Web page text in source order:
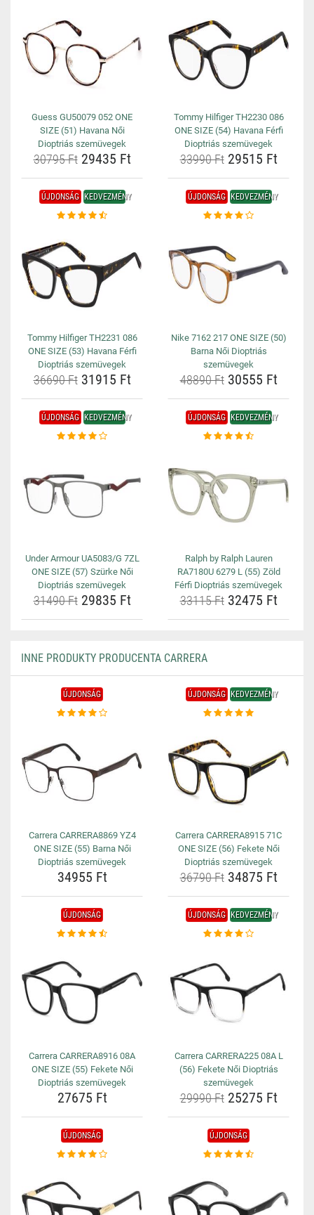
Guess GU50079 052 ONE
SIZE (51) Havana Női
Dioptriás szemüvegek
30795 Ft29435 Ft
Tommy Hilfiger TH2230 086
ONE SIZE (54) Havana Férfi
Dioptriás szemüvegek
33990 Ft29515 Ft
ÚJDONSÁG KEDVEZMÉNY
Tommy Hilfiger TH2231 086
ONE SIZE (53) Havana Férfi
Dioptriás szemüvegek
36690 Ft31915 Ft
ÚJDONSÁG KEDVEZMÉNY
Nike 7162 217 ONE SIZE (50)
Barna Női Dioptriás
szemüvegek
48890 Ft30555 Ft
ÚJDONSÁG KEDVEZMÉNY
Under Armour UA5083/G 7ZL
ONE SIZE (57) Szürke Női
Dioptriás szemüvegek
31490 Ft29835 Ft
ÚJDONSÁG KEDVEZMÉNY
Ralph by Ralph Lauren
RA7180U 6279 L (55) Zöld
Férfi Dioptriás szemüvegek
33115 Ft32475 Ft
INNE PRODUKTY PRODUCENTA CARRERA
ÚJDONSÁG
Carrera CARRERA8869 YZ4
ONE SIZE (55) Barna Női
Dioptriás szemüvegek
34955 Ft
ÚJDONSÁG KEDVEZMÉNY
Carrera CARRERA8915 71C
ONE SIZE (56) Fekete Női
Dioptriás szemüvegek
36790 Ft34875 Ft
ÚJDONSÁG
Carrera CARRERA8916 08A
ONE SIZE (55) Fekete Női
Dioptriás szemüvegek
27675 Ft
ÚJDONSÁG KEDVEZMÉNY
Carrera CARRERA225 08A L
(56) Fekete Női Dioptriás
szemüvegek
29990 Ft25275 Ft
ÚJDONSÁG ÚJDONSÁG